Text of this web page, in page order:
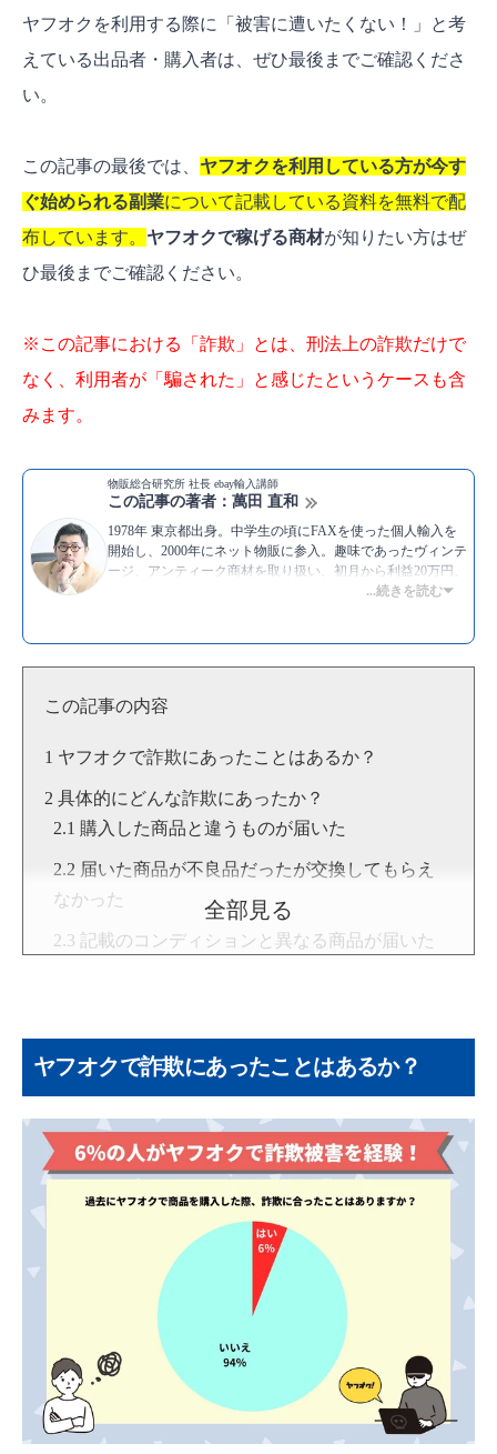
ヤフオクを利用する際に「被害に遭いたくない！」と考
えている出品者・購入者は、ぜひ最後までご確認くださ
い。
この記事の最後では、 ヤフオクを利用している方が今す
ぐ始められる副業について記載している資料を無料で配
布しています。 ヤフオクで稼げる商材が知りたい方はぜ
ひ最後までご確認ください。
※この記事における「詐欺」とは、刑法上の詐欺だけで
なく、利用者が「騙された」と感じたというケースも含
みます。
物販総合研究所 社長 ebay輸入講師
この記事の著者：萬田 直和
1978年 東京都出身。中学生の頃にFAXを使った個人輸入を
開始し、2000年にネット物販に参入。趣味であったヴィンテ
ージ、アンティーク商材を取り扱い、初月から利益20万円、
3ヶ月後には利益70万円を達成した。海外オークションサイ
▶YouTube:萬田直和 [物販総合研究所]
...続きを読む
この記事の内容
ヤフオクで詐欺にあったことはあるか？
具体的にどんな詐欺にあったか？
購入した商品と違うものが届いた
届いた商品が不良品だったが交換してもらえ
なかった
記載のコンディションと異なる商品が届いた
届いた商品が違う詐欺
入札価格の吊り上げ詐欺
振り込み先詐欺
Paidyを使った詐欺
返品時の商品すり替え詐欺
ヤフオクの詐欺を見分ける方法
商品説明文を必ず見る
出品者の評価を確認する
怪しい商品に注意する
全部見る
ヤフオクで詐欺にあったことはあるか？